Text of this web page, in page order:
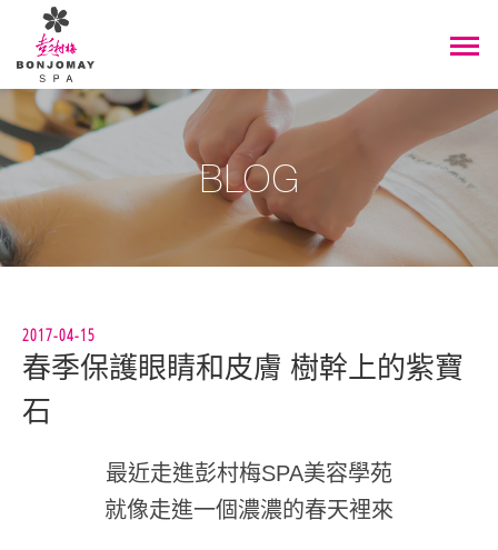
BLOG
2017-04-15
春季保護眼睛和皮膚 樹幹上的紫寶
石
最近走進彭村梅SPA美容學苑
就像走進一個濃濃的春天裡來